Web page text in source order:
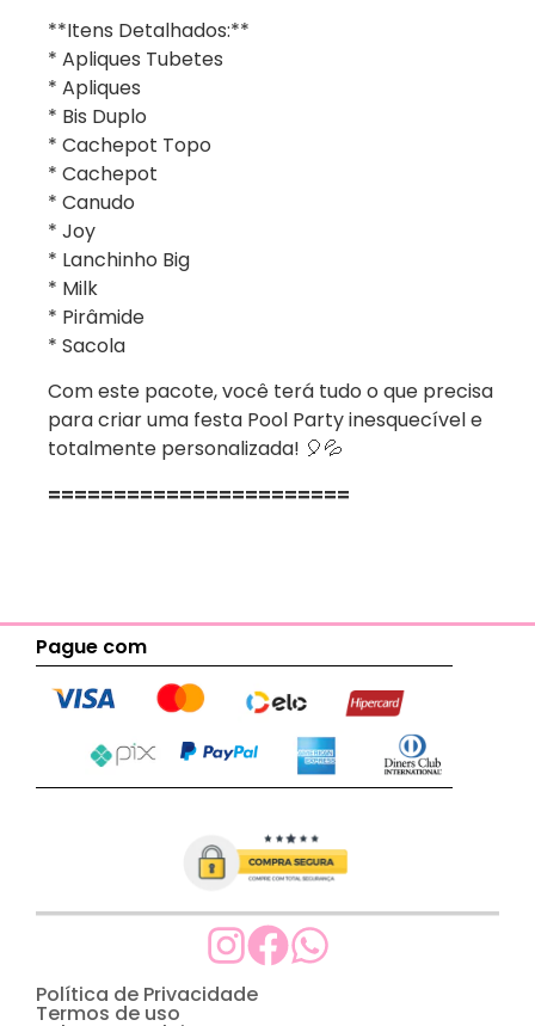
**Itens Detalhados:**
* Apliques Tubetes
* Apliques
* Bis Duplo
* Cachepot Topo
* Cachepot
* Canudo
* Joy
* Lanchinho Big
* Milk
* Pirâmide
* Sacola
Com este pacote, você terá tudo o que precisa
para criar uma festa Pool Party inesquecível e
totalmente personalizada! 🎈💦
=======================
Pague com
Política de Privacidade
Termos de uso